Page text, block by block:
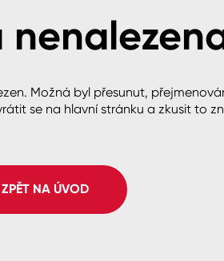
Možná byl přesunut,
se na hlavní stránku a zkusit to
ZPĚT NA ÚVOD